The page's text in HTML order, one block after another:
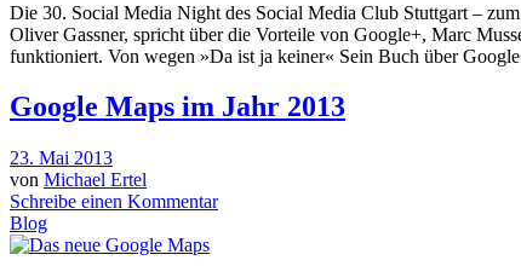
Die 30. Social Media Night des Social Media Club Stuttgart –
Oliver Gassner, spricht über die Vorteile von Google+, Marc
funktioniert. Von wegen »Da ist ja keiner« Sein Buch über
Google Maps im Jahr 2013
23. Mai 2013
von Michael Ertel
Schreibe einen Kommentar
Blog